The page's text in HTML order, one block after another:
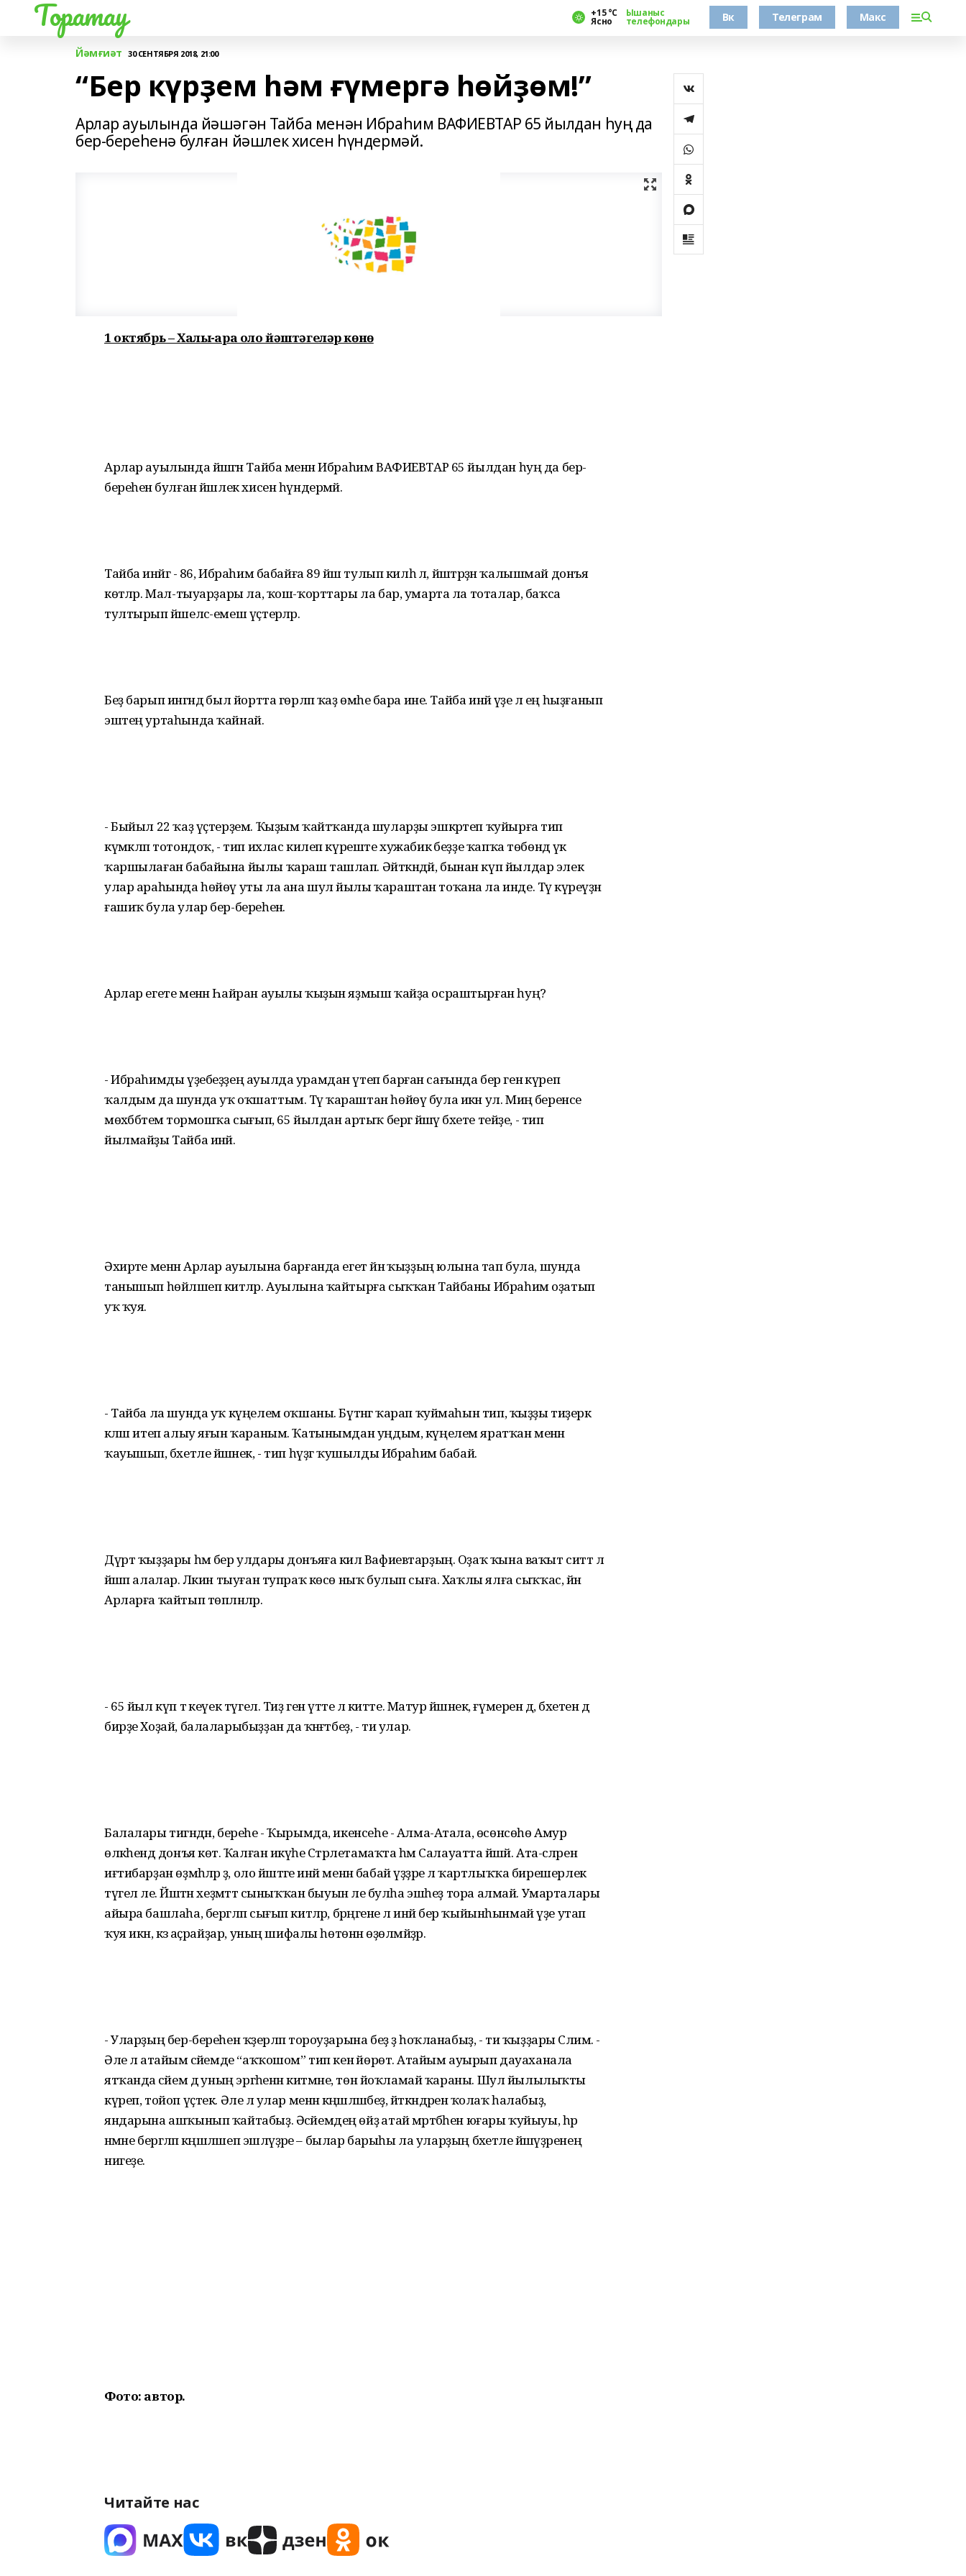
Торатау +15 °С
Ясно
Ышаныс
телефондары Вк Телеграм Макс
Йәмғиәт 30 СЕНТЯБРЯ 2018, 21:00
“Бер күрҙем һәм ғүмергә һөйҙөм!”
Арлар ауылында йәшәгән Тайба менән Ибраһим ВАФИЕВТАР 65 йылдан һуң да
бер-береһенә булған йәшлек хисен һүндермәй.
1 октябрь – Халыҡ-ара оло йәштәгеләр көнө
Арлар ауылында йәшәгән Тайба менән Ибраһим ВАФИЕВТАР 65 йылдан һуң да бер-
береһенә булған йәшлек хисен һүндермәй.
Тайба инәйгә - 86, Ибраһим бабайға 89 йәш тулып килһә лә, йәштәрҙән ҡалышмай донъя
көтәләр. Мал-тыуарҙары ла, ҡош-ҡорттары ла бар, умарта ла тоталар, баҡса
тултырып йәшелсә-емеш үҫтерәләр.
Беҙ барып ингәндә был йортта гөрләп ҡаҙ өмәһе бара ине. Тайба инәй үҙе лә ең һыҙғанып
эштең уртаһында ҡайнай.
- Быйыл 22 ҡаҙ үҫтерҙем. Ҡыҙым ҡайтҡанда шуларҙы эшкәртеп ҡуйырға тип
күмәкләп тотондоҡ, - тип ихлас килеп күреште хужабикә беҙҙе ҡапҡа төбөндә үк
ҡаршылаған бабайына йылы ҡараш ташлап. Әйткәндәй, бынан күп йылдар элек
улар араһында һөйөү уты ла ана шул йылы ҡараштан тоҡана ла инде. Тәү күреүҙән
ғашиҡ була улар бер-береһенә.
Арлар егете менән Һайран ауылы ҡыҙын яҙмыш ҡайҙа осраштырған һуң?
- Ибраһимды үҙебеҙҙең ауылда урамдан үтеп барған сағында бер генә күреп
ҡалдым да шунда уҡ оҡшаттым. Тәү ҡараштан һөйөү була икән ул. Миңә беренсе
мөхәббәтемә тормошҡа сығып, 65 йылдан артыҡ бергә йәшәү бәхете тейҙе, - тип
йылмайҙы Тайба инәй.
Әхирәте менән Арлар ауылына барғанда егет йәнә ҡыҙҙың юлына тап була, шунда
танышып һөйләшеп китәләр. Ауылына ҡайтырға сыҡҡан Тайбаны Ибраһим оҙатып
уҡ ҡуя.
- Тайба ла шунда уҡ күңелемә оҡшаны. Бүтәнгә ҡарап ҡуймаһын тип, ҡыҙҙы тиҙерәк
кәләш итеп алыу яғын ҡараным. Ҡатынымдан уңдым, күңелем яратҡан менән
ҡауышып, бәхетле йәшәнек, - тип һүҙгә ҡушылды Ибраһим бабай.
Дүрт ҡыҙҙары һәм бер улдары донъяға килә Вафиевтарҙың. Оҙаҡ ҡына ваҡыт ситтә лә
йәшәп алалар. Ләкин тыуған тупраҡ көсө ныҡ булып сыға. Хаҡлы ялға сыҡҡас, йәнә
Арларға ҡайтып төпләнәләр.
- 65 йыл күп тә кеүек түгел. Тиҙ генә үтте лә китте. Матур йәшәнек, ғүмерен дә, бәхетен дә
бирҙе Хоҙай, балаларыбыҙҙан да ҡәнәғәтбеҙ, - ти улар.
Балалары тигәндән, береһе - Ҡырымда, икенсеһе - Алма-Атала, өсөнсөһө Амур
өлкәһендә донъя көтә. Ҡалған икәүһе Стәрлетамаҡта һәм Салауатта йәшәй. Ата-әсәләрен
иғтибарҙан өҙмәһәләр ҙә, оло йәштәге инәй менән бабай үҙҙәре лә ҡартлыҡҡа бирешерлек
түгел әле. Йәштән хеҙмәттә сыныҡҡан быуын әле булһа эшһеҙ тора алмай. Умарталары
айыра башлаһа, бергәләп сығып китәләр, бәрәңгене лә инәй бер ҡыйынһынмай үҙе утап
ҡуя икән, кәзә аҫрайҙар, уның шифалы һөтөнән өҙөлмәйҙәр.
- Уларҙың бер-береһен ҡәҙерләп тороуҙарына беҙ ҙә һоҡланабыҙ, - ти ҡыҙҙары Сәлимә. -
Әле лә атайым әсәйемде “аҡҡошом” тип кенә йөрөтә. Атайым ауырып дауаханала
ятҡанда әсәйем дә уның эргәһенән китмәне, төн йоҡламай ҡараны. Шул йылылыҡты
күреп, тойоп үҫтек. Әле лә улар менән кәңәшләшәбеҙ, әйткәндәренә ҡолаҡ һалабыҙ,
яндарына ашҡынып ҡайтабыҙ. Әсәйемдең өйҙә атай мәртәбәһен юғары ҡуйыуы, һәр
нәмәне бергәләп кәңәшләшеп эшләүҙәре – былар барыһы ла уларҙың бәхетле йәшәүҙәренең
нигеҙе.
Фото: автор.
Читайте нас